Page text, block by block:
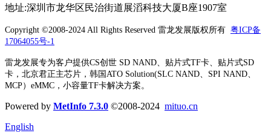
地址:深圳市龙华区民治街道展滔科技大厦B座1907室
Copyright ©2008-2024 All Rights Reserved 雷龙发展版权所有 粤ICP备
17064055号-1
雷龙发展专为客户提供CS创世 SD NAND、贴片式TF卡、贴片式SD
卡，北京君正主芯片，韩国ATO Solution(SLC NAND、SPI NAND、
MCP）eMMC，小容量TF卡解决方案。
Powered by MetInfo 7.3.0 ©2008-2024 mituo.cn
English